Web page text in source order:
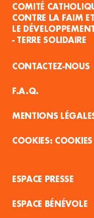
COMITÉ
CONTRE LA FAIM
LE
- TERRE SOLIDAIRE
CONTACTEZ-NOUS
F.A.Q.
MENTIONS
COOKIES
ESPACE PRESSE
ESPACE BÉNÉVOLE